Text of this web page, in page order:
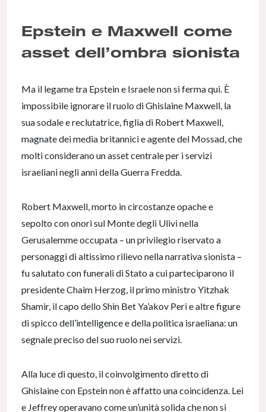
Epstein e Maxwell come
asset dell’ombra sionista
Ma il legame tra Epstein e Israele non si ferma qui. È
impossibile ignorare il ruolo di Ghislaine Maxwell, la
sua sodale e reclutatrice, figlia di Robert Maxwell,
magnate dei media britannici e agente del Mossad, che
molti considerano un asset centrale per i servizi
israeliani negli anni della Guerra Fredda.
Robert Maxwell, morto in circostanze opache e
sepolto con onori sul Monte degli Ulivi nella
Gerusalemme occupata – un privilegio riservato a
personaggi di altissimo rilievo nella narrativa sionista –
fu salutato con funerali di Stato a cui parteciparono il
presidente Chaim Herzog, il primo ministro Yitzhak
Shamir, il capo dello Shin Bet Ya’akov Peri e altre figure
di spicco dell’intelligence e della politica israeliana: un
segnale preciso del suo ruolo nei servizi.
Alla luce di questo, il coinvolgimento diretto di
Ghislaine con Epstein non è affatto una coincidenza. Lei
e Jeffrey operavano come un’unità solida che non si